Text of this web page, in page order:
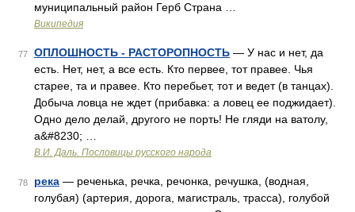
муниципальный район Герб Страна …
Википедия
77 ОПЛОШНОСТЬ - РАСТОРОПНОСТЬ — У нас и нет, да
есть. Нет, нет, а все есть. Кто первее, тот правее. Чья
старее, та и правее. Кто перебьет, тот и ведет (в танцах).
Добыча ловца не ждет (прибавка: а ловец ее поджидает).
Одно дело делай, другого не порть! Не гляди на ватолу,
а&#8230; …
В.И. Даль. Пословицы русского народа
78 река — реченька, речка, речонка, речушка, (водная,
голубая) (артерия, дорога, магистраль, трасса), голубой